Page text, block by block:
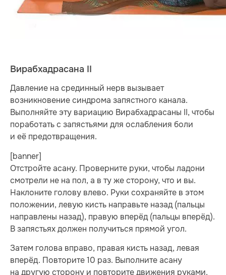
Вирабхадрасана II
Давление на срединный нерв вызывает
возникновение синдрома запястного канала.
Выполняйте эту вариацию Вирабхадрасаны II, чтобы
поработать с запястьями для ослабления боли
и её предотвращения.
[banner]
Отстройте асану. Проверните руки, чтобы ладони
смотрели не на пол, а в ту же сторону, что и вы.
Наклоните голову влево. Руки сохраняйте в этом
положении, левую кисть направьте назад (пальцы
направлены назад), правую вперёд (пальцы вперёд).
В запястьях должен получиться прямой угол.
Затем голова вправо, правая кисть назад, левая
вперёд. Повторите 10 раз. Выполните асану
на другую сторону и повторите движения руками.